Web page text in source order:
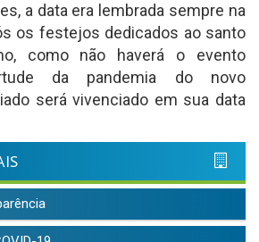
a data era lembrada sempre na
os festejos dedicados ao santo
como não haverá o evento
da pandemia do novo
será vivenciado em sua data